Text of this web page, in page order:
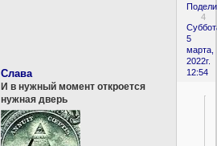
4
5
марта,
2022г.
12:54
Слава
И в нужный момент откроется
нужная дверь